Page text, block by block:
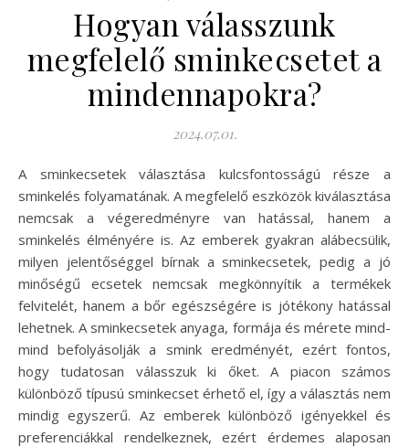
Hogyan válasszunk
megfelelő sminkecsetet a
mindennapokra?
2024.07.01.
A sminkecsetek választása kulcsfontosságú része a
sminkelés folyamatának. A megfelelő eszközök kiválasztása
nemcsak a végeredményre van hatással, hanem a
sminkelés élményére is. Az emberek gyakran alábecsülik,
milyen jelentőséggel bírnak a sminkecsetek, pedig a jó
minőségű ecsetek nemcsak megkönnyítik a termékek
felvitelét, hanem a bőr egészségére is jótékony hatással
lehetnek. A sminkecsetek anyaga, formája és mérete mind-
mind befolyásolják a smink eredményét, ezért fontos,
hogy tudatosan válasszuk ki őket. A piacon számos
különböző típusú sminkecset érhető el, így a választás nem
mindig egyszerű. Az emberek különböző igényekkel és
preferenciákkal rendelkeznek, ezért érdemes alaposan